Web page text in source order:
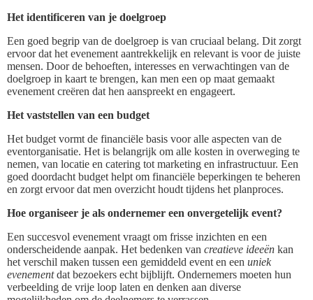
Het identificeren van je doelgroep
Een goed begrip van de doelgroep is van cruciaal belang. Dit zorgt
ervoor dat het evenement aantrekkelijk en relevant is voor de juiste
mensen. Door de behoeften, interesses en verwachtingen van de
doelgroep in kaart te brengen, kan men een op maat gemaakt
evenement creëren dat hen aanspreekt en engageert.
Het vaststellen van een budget
Het budget vormt de financiële basis voor alle aspecten van de
eventorganisatie. Het is belangrijk om alle kosten in overweging te
nemen, van locatie en catering tot marketing en infrastructuur. Een
goed doordacht budget helpt om financiële beperkingen te beheren
en zorgt ervoor dat men overzicht houdt tijdens het planproces.
Hoe organiseer je als ondernemer een onvergetelijk event?
Een succesvol evenement vraagt om frisse inzichten en een
onderscheidende aanpak. Het bedenken van creatieve ideeën kan
het verschil maken tussen een gemiddeld event en een uniek
evenementdat bezoekers echt bijblijft. Ondernemers moeten hun
verbeelding de vrije loop laten en denken aan diverse